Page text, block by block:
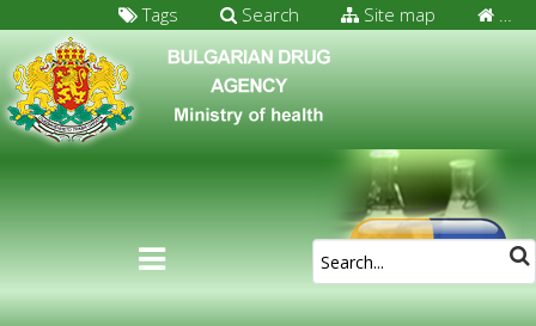
…
Site map
Search
Tags